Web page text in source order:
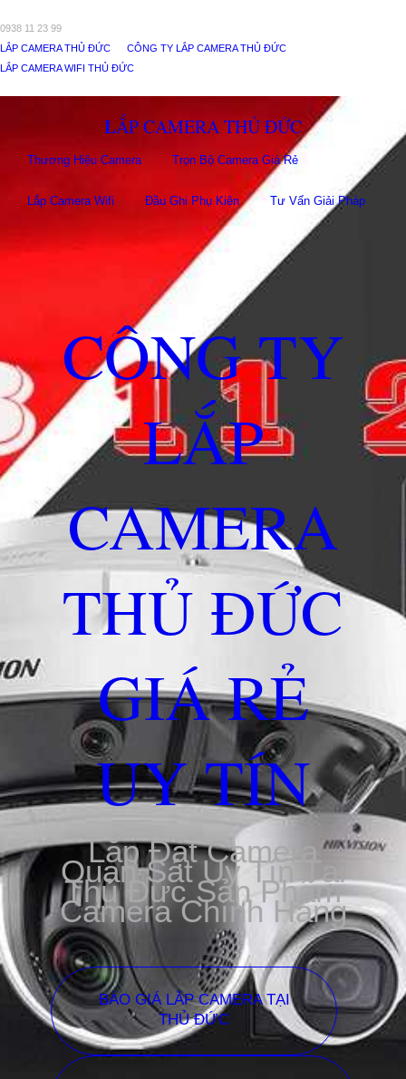
0938 11 23 99
LẮP CAMERA THỦ ĐỨC
CÔNG TY LẮP CAMERA THỦ ĐỨC
LẮP CAMERA WIFI THỦ ĐỨC
LẮP CAMERA THỦ ĐỨC
Thương Hiệu Camera Trọn Bộ Camera Giá Rẻ
Lắp Camera Wifi Đầu Ghi Phụ Kiên Tư Vấn Giải Pháp
CÔNG TY
LẮP
CAMERA
THỦ ĐỨC
GIÁ RẺ
UY TÍN
Lắp Đặt Camera
Quan Sát Uy Tín Tại
Thủ Đức Sản Phẩm
Camera Chính Hãng
BÁO GIÁ LẮP CAMERA TẠI
THỦ ĐỨC